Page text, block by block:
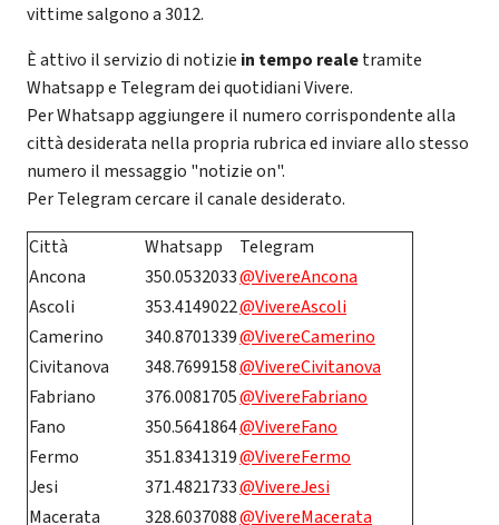
vittime salgono a 3012.
È attivo il servizio di notizie in tempo realetramite
Whatsapp e Telegram dei quotidiani Vivere.
Per Whatsapp aggiungere il numero corrispondente alla
città desiderata nella propria rubrica ed inviare allo stesso
numero il messaggio "notizie on".
Per Telegram cercare il canaledesiderato.
Città
Whatsapp
Telegram
Ancona
350.0532033@VivereAncona
Ascoli
353.4149022@VivereAscoli
Camerino
340.8701339@VivereCamerino
Civitanova
348.7699158@VivereCivitanova
Fabriano
376.0081705@VivereFabriano
Fano
350.5641864@VivereFano
Fermo
351.8341319@VivereFermo
Jesi
371.4821733@VivereJesi
Macerata
328.6037088@VivereMacerata